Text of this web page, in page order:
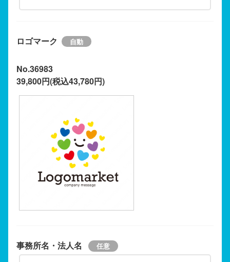
ロゴマーク
No.36983
39,800円(税込43,780円)
事務所名・法人名